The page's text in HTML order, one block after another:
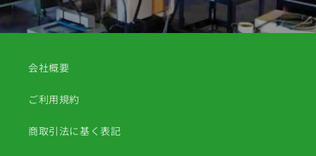
会社概要
ご利用規約
商取引法に基く表記